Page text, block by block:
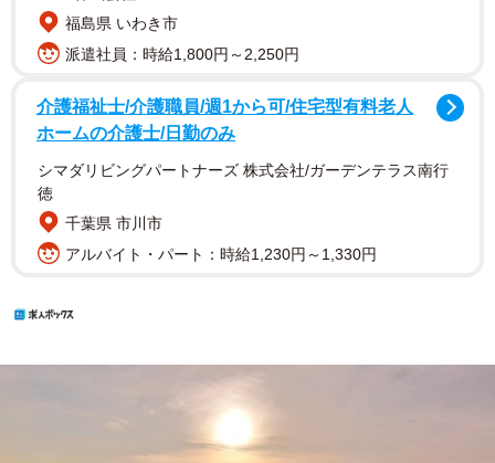
福島県 いわき市
派遣社員：時給1,800円～2,250円
介護福祉士/介護職員/週1から可/住宅型有料老人
ホームの介護士/日勤のみ
シマダリビングパートナーズ 株式会社/ガーデンテラス南行
徳
千葉県 市川市
アルバイト・パート：時給1,230円～1,330円